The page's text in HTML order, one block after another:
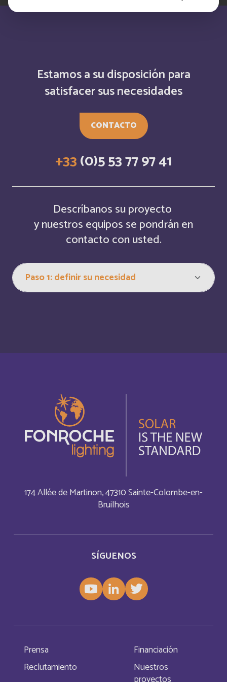
Estamos a su disposición para
satisfacer sus necesidades
CONTACTO
+33(0)5 53 77 97 41
Descríbanos su proyecto
y nuestros equipos se pondrán en
contacto con usted.
SÍGUENOS
174 Allée de Martinon, 47310 Sainte-Colombe-en-
Bruilhois
Prensa
Financiación
Reclutamiento
Nuestros
Bahreïn Français
Barbados
Belarus
Belgium
Belize
Bonaire, Saint-Eustache et Saba
Bonaire, Sint Eustatius and Saba Inglés
Botswana
British Indian Ocean Territory
Brunei Darussalam
Burundi Français